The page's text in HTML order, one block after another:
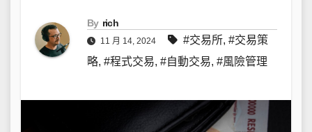
By rich
11 月 14, 2024 #交易所, #交易策
略, #程式交易, #自動交易, #風險管理